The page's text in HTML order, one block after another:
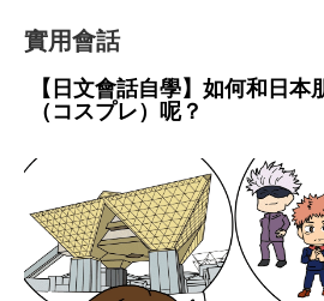
實用會話
【日文會話自學】如何和日本
（コスプレ）呢？